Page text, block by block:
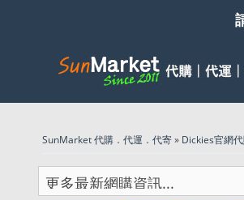
SunMarket 代購．代運．代寄» Dickies官網